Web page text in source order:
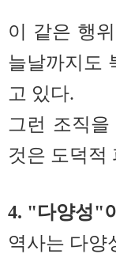
이 같은 행
늘날까지도
고 있다.
그런 조직을
것은 도덕적
4. "다양성"
역사는 다양